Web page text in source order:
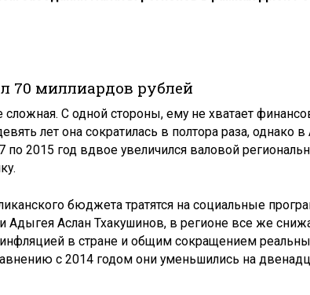
70 миллиардов рублей
сложная. С одной стороны, ему не хватает
лет она сократилась в полтора раза, однако
2015 год вдвое увеличился валовой
бюджета тратятся на социальные
Адыгея Аслан Тхакушинов, в регионе все же
в стране и общим сокращением
с 2014 годом они уменьшились на